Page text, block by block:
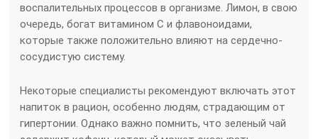
воспалительных процессов в организме. Лимон, в свою
очередь, богат витамином C и флавоноидами,
которые также положительно влияют на сердечно-
сосудистую систему.
Некоторые специалисты рекомендуют включать этот
напиток в рацион, особенно людям, страдающим от
гипертонии. Однако важно помнить, что зеленый чай